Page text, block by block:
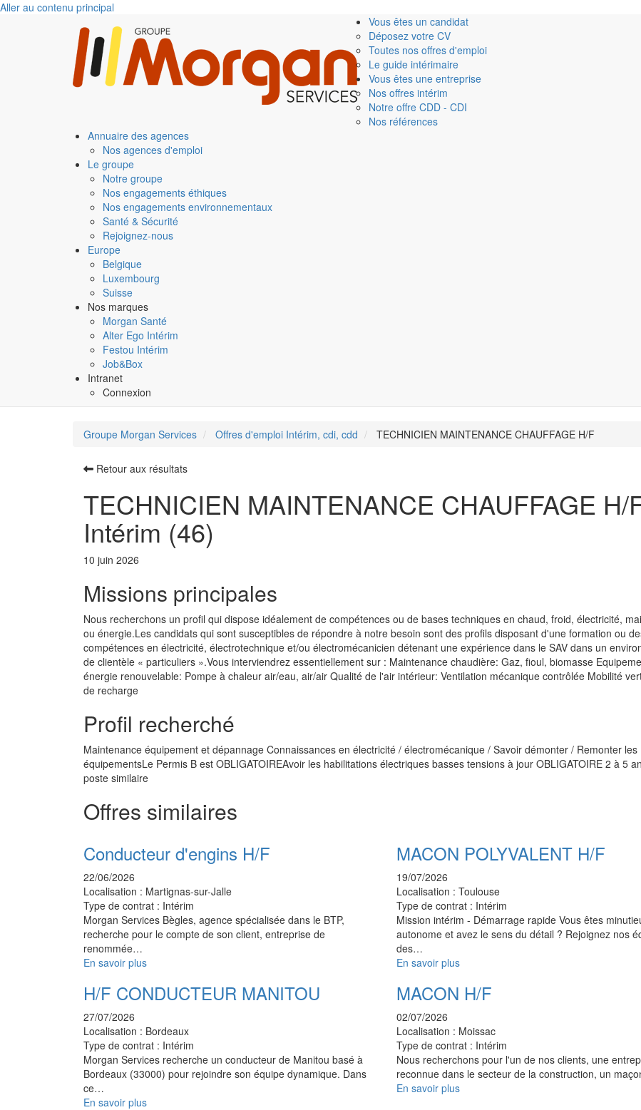
Aller au contenu principal
Vous êtes un candidat
Déposez votre CV
Toutes nos offres d'emploi
Le guide intérimaire
Vous êtes une entreprise
Nos offres intérim
Notre offre CDD - CDI
Nos références
Annuaire des agences
Nos agences d'emploi
Le groupe
Notre groupe
Nos engagements éthiques
Nos engagements environnementaux
Santé & Sécurité
Rejoignez-nous
Europe
Belgique
Luxembourg
Suisse
Nos marques
Morgan Santé
Alter Ego Intérim
Festou Intérim
Job&Box
Intranet
Connexion
Groupe Morgan Services Offres d'emploi Intérim, cdi, cdd TECHNICIEN MAINTENANCE CHAUFFAGE H/F
Retour aux résultats
TECHNICIEN MAINTENANCE CHAUFFAGE H/
Intérim (46)
10 juin 2026
Missions principales
Nous recherchons un profil qui dispose idéalement de compétences ou de bases techniques en chaud, froid, électricité,
ou énergie.Les candidats qui sont susceptibles de répondre à notre besoin sont des profils disposant d'une formation ou
compétences en électricité, électrotechnique et/ou électromécanicien détenant une expérience dans le SAV dans un
de clientèle « particuliers ».Vous interviendrez essentiellement sur : Maintenance chaudière: Gaz, fioul, biomasse
énergie renouvelable: Pompe à chaleur air/eau, air/air Qualité de l'air intérieur: Ventilation mécanique contrôlée Mobilité
de recharge
Profil recherché
Maintenance équipement et dépannage Connaissances en électricité / électromécanique / Savoir démonter / Remonter les
équipementsLe Permis B est OBLIGATOIREAvoir les habilitations électriques basses tensions à jour OBLIGATOIRE 2 à 5
poste similaire
Offres similaires
Conducteur d'engins H/F
22/06/2026
Localisation : Martignas-sur-Jalle
Type de contrat : Intérim
Morgan Services Bègles, agence spécialisée dans le BTP,
recherche pour le compte de son client, entreprise de
renommée…
En savoir plus
MACON POLYVALENT H/F
19/07/2026
Localisation : Toulouse
Type de contrat : Intérim
Mission intérim - Démarrage rapide Vous êtes
autonome et avez le sens du détail ? Rejoignez nos
des…
En savoir plus
H/F CONDUCTEUR MANITOU
27/07/2026
Localisation : Bordeaux
Type de contrat : Intérim
Morgan Services recherche un conducteur de Manitou basé à
Bordeaux (33000) pour rejoindre son équipe dynamique. Dans
ce…
En savoir plus
MACON H/F
02/07/2026
Localisation : Moissac
Type de contrat : Intérim
Nous recherchons pour l'un de nos clients, une
reconnue dans le secteur de la construction, un
En savoir plus